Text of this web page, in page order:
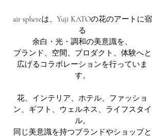
​air sphereは、Yuji KATOの花のアートに宿
る
余白・光・調和の美意識を、
ブランド、空間、プロダクト、体験へと
広げるコラボレーションを行っていま
す。
花、インテリア、ホテル、ファッショ
ン、ギフト、ウェルネス、ライフスタイ
ル。
同じ美意識を持つブランドやショップと